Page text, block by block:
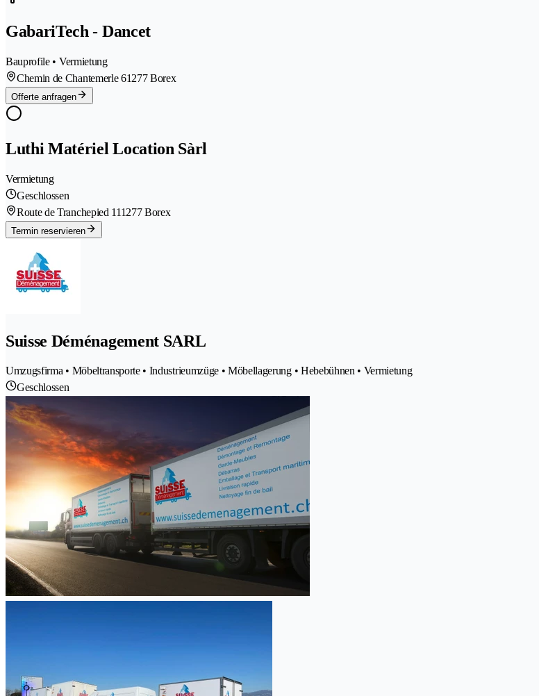
GabariTech - Dancet
Bauprofile • Vermietung
Chemin de Chantemerle 61277 Borex
Offerte anfragen
Luthi Matériel Location Sàrl
Vermietung
Geschlossen
Route de Tranchepied 111277 Borex
Termin reservieren
Suisse Déménagement SARL
Umzugsfirma • Möbeltransporte • Industrieumzüge • Möbellagerung • Hebebühnen • Vermietung
Geschlossen